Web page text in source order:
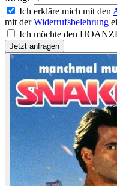
Ich erkläre mich mit den
mit derWiderrufsbelehrung
Ich möchte den